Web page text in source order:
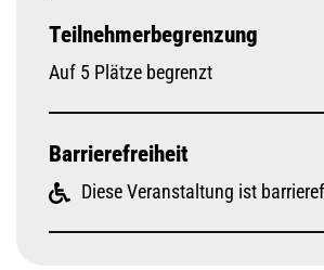
Teilnehmerbegrenzung
Auf 5 Plätze begrenzt
Barrierefreiheit
Diese Veranstaltung ist